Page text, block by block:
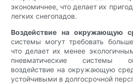
экономичнее, что делает их
легких снегопадов.
Воздействие на окружающую
системы могут требовать
что делает их менее
пневматические системы
воздействие на окружающую
устойчивыми в долгосрочной